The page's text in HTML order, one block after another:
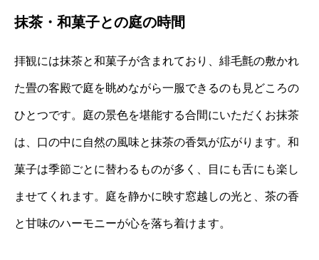
抹茶・和菓子との庭の時間
拝観には抹茶と和菓子が含まれており、緋毛氈の敷かれ
た畳の客殿で庭を眺めながら一服できるのも見どころの
ひとつです。庭の景色を堪能する合間にいただくお抹茶
は、口の中に自然の風味と抹茶の香気が広がります。和
菓子は季節ごとに替わるものが多く、目にも舌にも楽し
ませてくれます。庭を静かに映す窓越しの光と、茶の香
と甘味のハーモニーが心を落ち着けます。